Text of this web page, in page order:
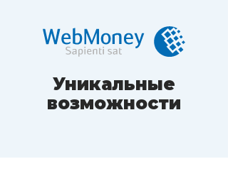
Уникальные
возможности